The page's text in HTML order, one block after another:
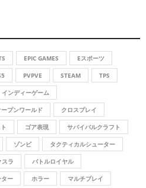
H
EPIC GAMES Eスポーツ
PVPVE STEAM TPS
インディーゲーム
ープンワールド クロスプレイ
ゴア表現 サバイバルクラフト
ゾンビ タクティカルシューター
スラ バトルロイヤル
ター ホラー マルチプレイ